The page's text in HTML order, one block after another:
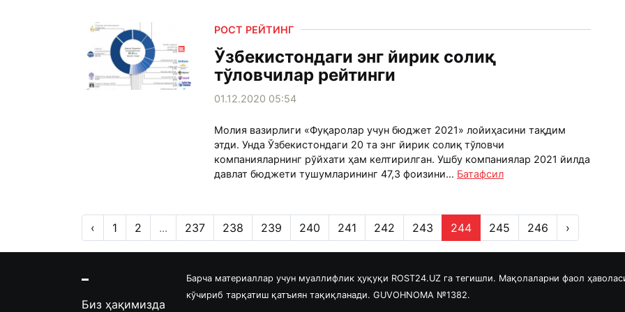
РОСТ РЕЙТИНГ
Ўзбекистондаги энг йирик солиқ
тўловчилар рейтинги
01.12.2020 05:54
Молия вазирлиги «Фуқаролар учун бюджет 2021» лойиҳасини тақдим
этди. Унда Ўзбекистондаги 20 та энг йирик солиқ тўловчи
компанияларнинг рўйхати ҳам келтирилган. Ушбу компаниялар 2021 йилда
давлат бюджети тушумларининг 47,3 фоизини... Батафсил
‹ 1 2 ... 237 238 239 240 241 242 243 244 245 246 ›
Биз ҳақимизда
Барча материаллар учун муаллифлик ҳуқуқи ROST24.UZ га тегишли. Мақолаларни фаол
кўчириб тарқатиш қатъиян тақиқланади. GUVOHNOMA №1382.